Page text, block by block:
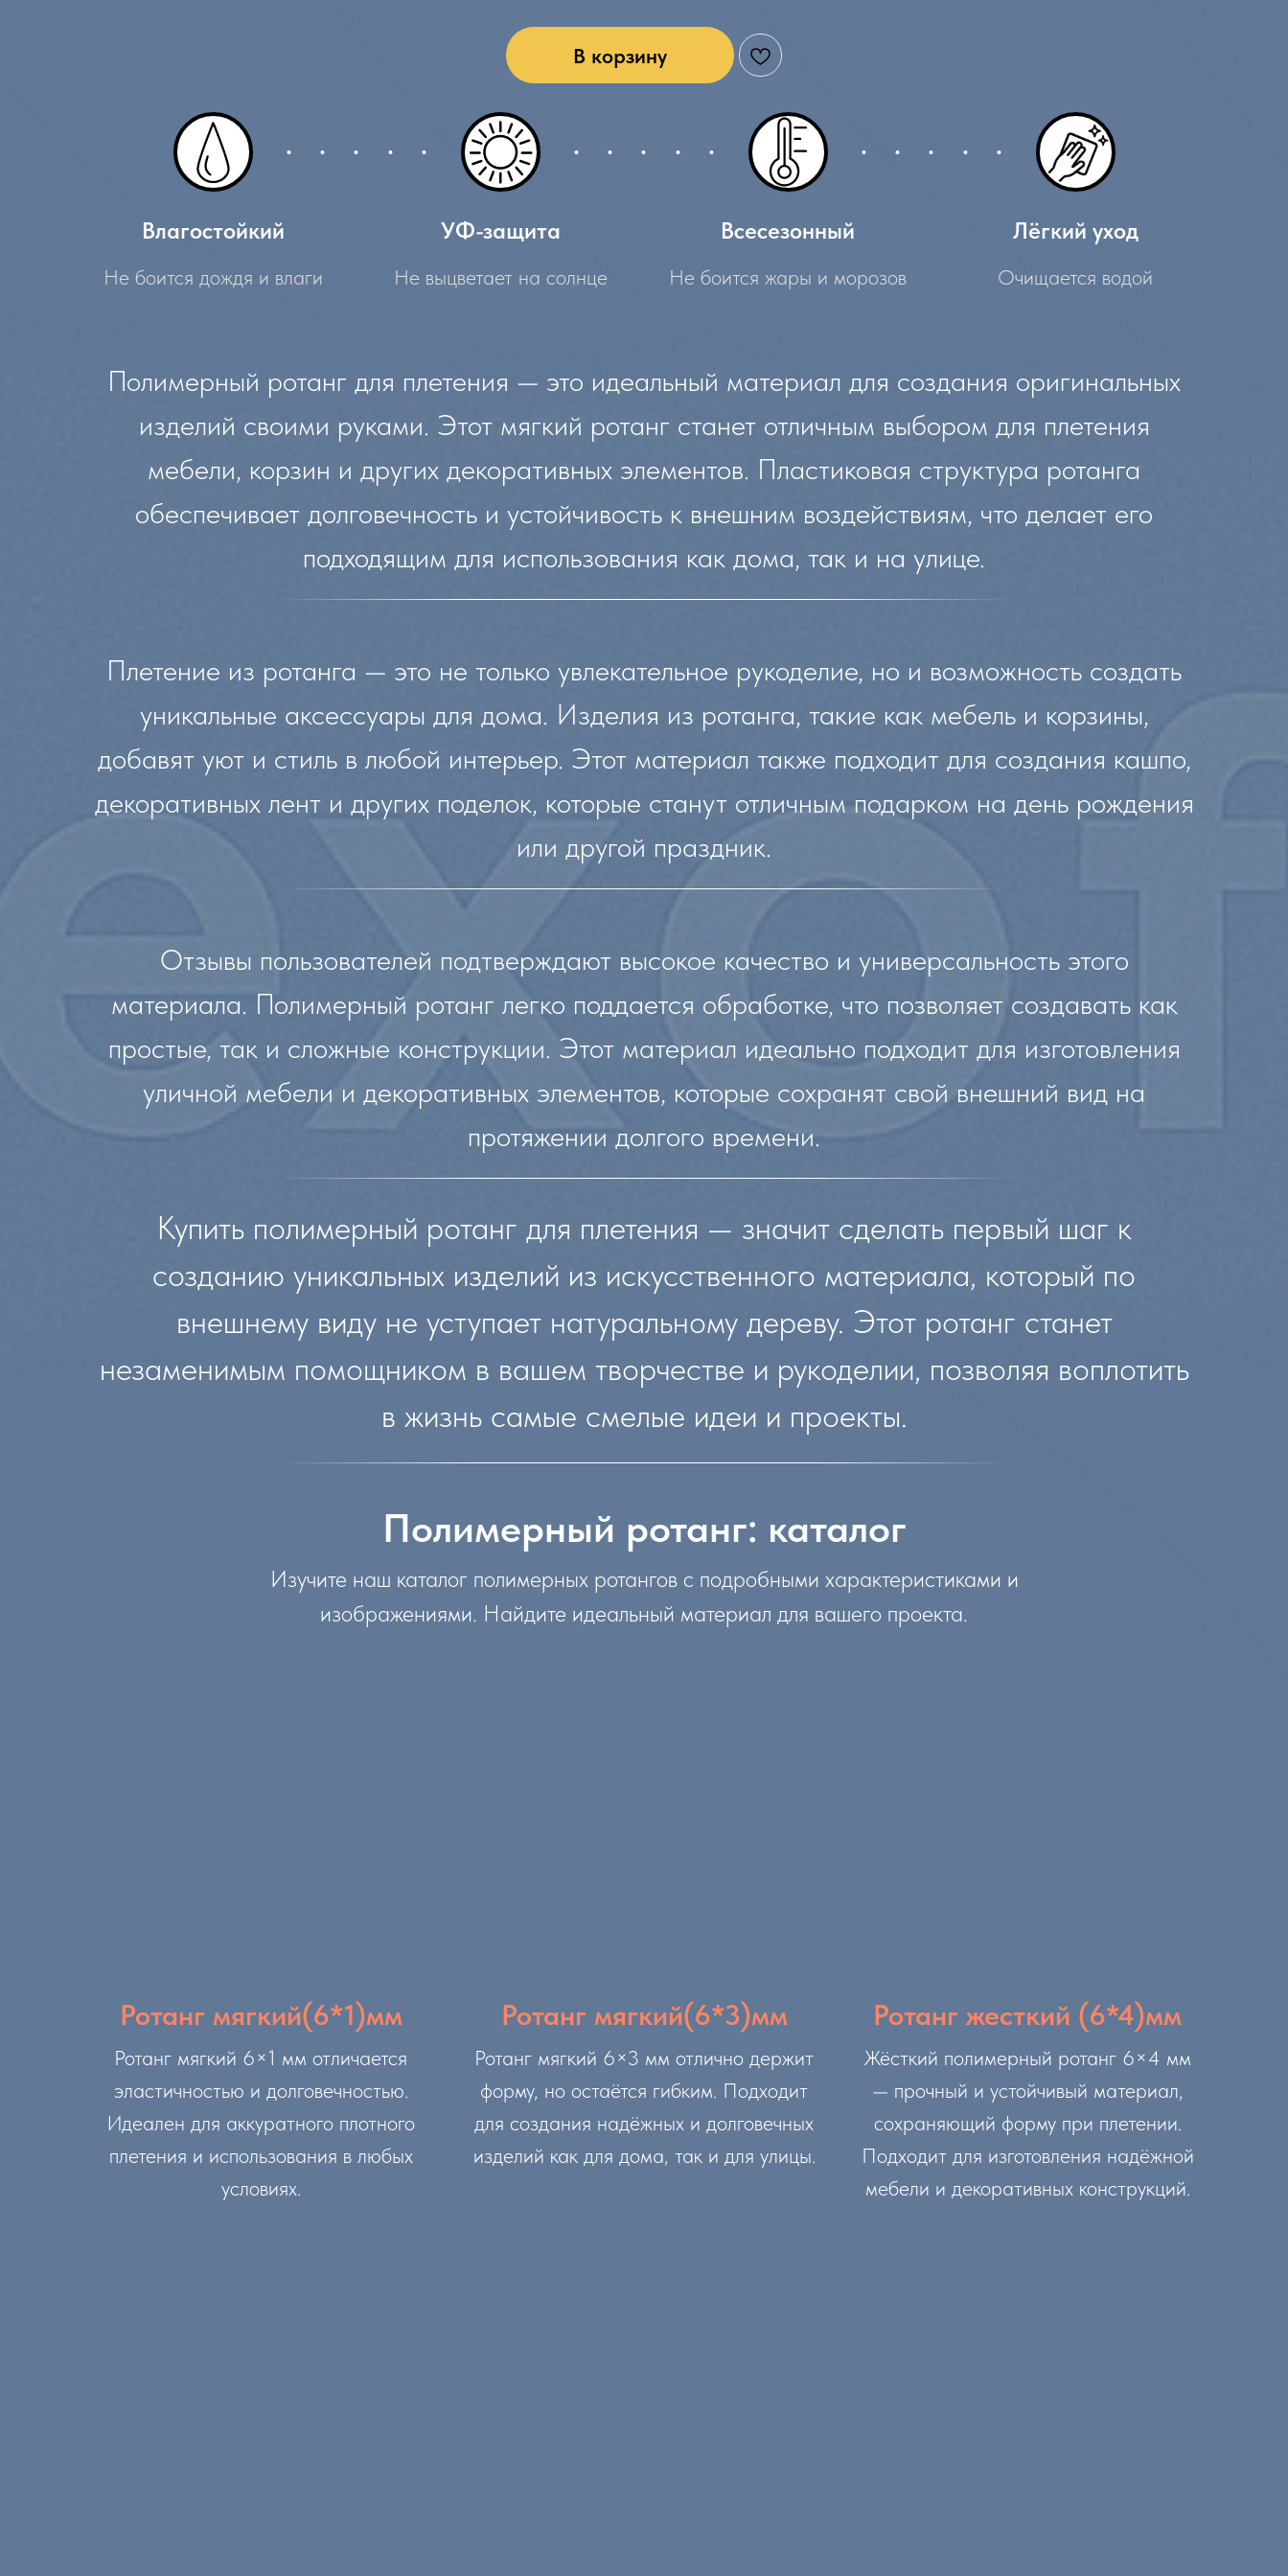
В корзину
Влагостойкий
Не боится дождя и влаги
УФ-защита
Не выцветает на солнце
Всесезонный
Не боится жары и морозов
Лёгкий уход
Очищается водой
Полимерный ротанг для плетения — это идеальный материал для создания оригинальных
изделий своими руками. Этот мягкий ротанг станет отличным выбором для плетения
мебели, корзин и других декоративных элементов. Пластиковая структура ротанга
обеспечивает долговечность и устойчивость к внешним воздействиям, что делает его
подходящим для использования как дома, так и на улице.
Плетение из ротанга — это не только увлекательное рукоделие, но и возможность создать
уникальные аксессуары для дома. Изделия из ротанга, такие как мебель и корзины,
добавят уют и стиль в любой интерьер. Этот материал также подходит для создания кашпо,
декоративных лент и других поделок, которые станут отличным подарком на день рождения
или другой праздник.
Отзывы пользователей подтверждают высокое качество и универсальность этого
материала. Полимерный ротанг легко поддается обработке, что позволяет создавать как
простые, так и сложные конструкции. Этот материал идеально подходит для изготовления
уличной мебели и декоративных элементов, которые сохранят свой внешний вид на
протяжении долгого времени.
Купить полимерный ротанг для плетения — значит сделать первый шаг к
созданию уникальных изделий из искусственного материала, который по
внешнему виду не уступает натуральному дереву. Этот ротанг станет
незаменимым помощником в вашем творчестве и рукоделии, позволяя воплотить
в жизнь самые смелые идеи и проекты.
Полимерный ротанг: каталог
Изучите наш каталог полимерных ротангов с подробными характеристиками и
изображениями. Найдите идеальный материал для вашего проекта.
Ротанг мягкий(6*1)мм
Ротанг мягкий 6×1 мм отличается
эластичностью и долговечностью.
Идеален для аккуратного плотного
плетения и использования в любых
условиях.
Ротанг мягкий(6*3)мм
Ротанг мягкий 6×3 мм отлично держит
форму, но остаётся гибким. Подходит
для создания надёжных и долговечных
изделий как для дома, так и для улицы.
Ротанг жесткий (6*4)мм
Жёсткий полимерный ротанг 6×4 мм
— прочный и устойчивый материал,
сохраняющий форму при плетении.
Подходит для изготовления надёжной
мебели и декоративных конструкций.